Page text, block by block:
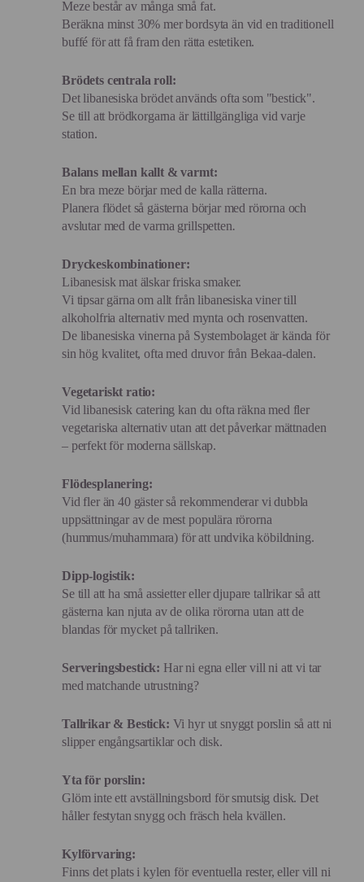
Meze består av många små fat.
Beräkna minst 30% mer bordsyta än vid en traditionell
buffé för att få fram den rätta estetiken.
Brödets centrala roll:
Det libanesiska brödet används ofta som "bestick".
Se till att brödkorgarna är lättillgängliga vid varje
station.
Balans mellan kallt & varmt:
En bra meze börjar med de kalla rätterna.
Planera flödet så gästerna börjar med rörorna och
avslutar med de varma grillspetten.
Dryckeskombinationer:
Libanesisk mat älskar friska smaker.
Vi tipsar gärna om allt från libanesiska viner till
alkoholfria alternativ med mynta och rosenvatten.
De libanesiska vinerna på Systembolaget är kända för
sin hög kvalitet, ofta med druvor från Bekaa-dalen.
Vegetariskt ratio:
Vid libanesisk catering kan du ofta räkna med fler
vegetariska alternativ utan att det påverkar mättnaden
– perfekt för moderna sällskap.
Flödesplanering:
Vid fler än 40 gäster så rekommenderar vi dubbla
uppsättningar av de mest populära rörorna
(hummus/muhammara) för att undvika köbildning.
Dipp-logistik:
Se till att ha små assietter eller djupare tallrikar så att
gästerna kan njuta av de olika rörorna utan att de
blandas för mycket på tallriken.
Serveringsbestick: Har ni egna eller vill ni att vi tar
med matchande utrustning?
Tallrikar & Bestick: Vi hyr ut snyggt porslin så att ni
slipper engångsartiklar och disk.
Yta för porslin:
Glöm inte ett avställningsbord för smutsig disk. Det
håller festytan snygg och fräsch hela kvällen.
Kylförvaring:
Finns det plats i kylen för eventuella rester, eller vill ni